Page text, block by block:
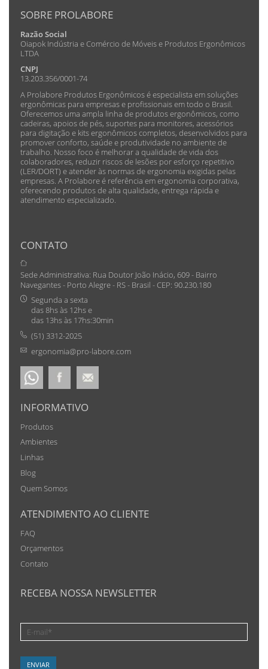
SOBRE PROLABORE
Razão Social
Oiapok Indústria e Comércio de Móveis e Produtos Ergonômicos
LTDA
CNPJ
13.203.356/0001-74
A Prolabore Produtos Ergonômicos é especialista em soluções
ergonômicas para empresas e profissionais em todo o Brasil.
Oferecemos uma ampla linha de produtos ergonômicos, como
cadeiras, apoios de pés, suportes para monitores, acessórios
para digitação e kits ergonômicos completos, desenvolvidos para
promover conforto, saúde e produtividade no ambiente de
trabalho. Nosso foco é melhorar a qualidade de vida dos
colaboradores, reduzir riscos de lesões por esforço repetitivo
(LER/DORT) e atender às normas de ergonomia exigidas pelas
empresas. A Prolabore é referência em ergonomia corporativa,
oferecendo produtos de alta qualidade, entrega rápida e
atendimento especializado.
CONTATO
Sede Administrativa: Rua Doutor João Inácio, 609 - Bairro
Navegantes - Porto Alegre - RS - Brasil - CEP: 90.230.180
Segunda a sexta
das 8hs às 12hs e
das 13hs às 17hs:30min
(51) 3312-2025
ergonomia@pro-labore.com
INFORMATIVO
Produtos
Ambientes
Linhas
Blog
Quem Somos
ATENDIMENTO AO CLIENTE
FAQ
Orçamentos
Contato
RECEBA NOSSA NEWSLETTER